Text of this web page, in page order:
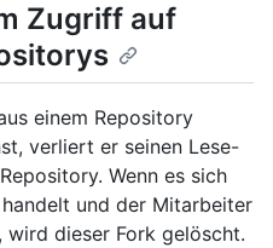
Zugriff auf
einem Repository
verliert er seinen Lese-
Wenn es sich
und der Mitarbeiter
dieser Fork gelöscht.